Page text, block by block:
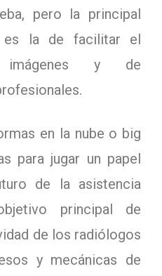
pero la principal
la de facilitar el
imágenes y de
en la nube o big
para jugar un papel
de la asistencia
principal de
de los radiólogos
y mecánicas de